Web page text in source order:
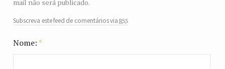
mail não será publicado.
Subscreva este feed de comentários via rss
Nome: *